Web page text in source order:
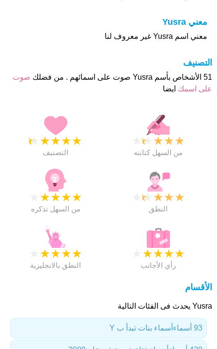
معني Yusra
معني اسم Yusra غير معروف لنا
التصنيف
51 الأشخاص بأسم Yusra صوت على اسمائهم . من فضلك
صوت
على اسمك ايضا
★
★
★
★
★
التصنيف
★
★
★
★
من السهل كتابته
★
★
★
★
من السهل تذكره
★
★
★
★
النطق
★
★
★
★
النطق بالانجليزية
★
★
★
★
رأي الأجانب
الأقسام
Yusra يحدث فى الفئات التالية
أسماء بنات تبدأ ب Y 93 أسماء